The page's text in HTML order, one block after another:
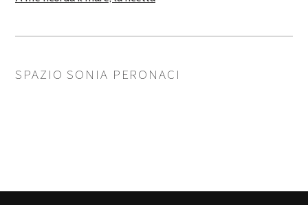
SPAZIO SONIA PERONACI